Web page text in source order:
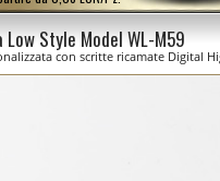
Style Model WL-M59
con scritte ricamate Digital